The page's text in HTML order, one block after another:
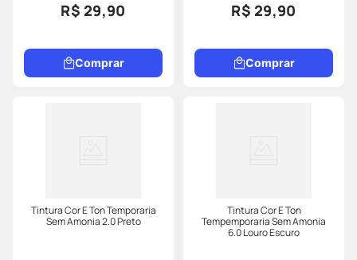
R$ 29,90
Comprar
R$ 29,90
Comprar
Tintura Cor E Ton Temporaria
Sem Amonia 2.0 Preto
Tintura Cor E Ton
Tempemporaria Sem Amonia
6.0 Louro Escuro